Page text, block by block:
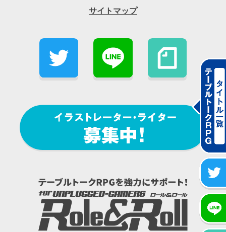
サイトマップ